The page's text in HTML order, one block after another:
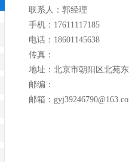
联系人：郭经理
手机：17611117185
电话：18601145638
传真：
地址：北京市朝阳区北苑
邮编：
邮箱：